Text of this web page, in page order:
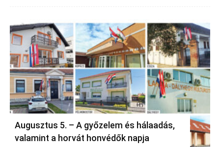
Augusztus 5. – A győzelem és hálaadás,
valamint a horvát honvédők napja